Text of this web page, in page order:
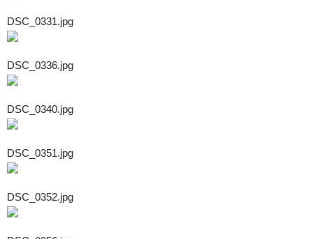
DSC_0331.jpg
DSC_0336.jpg
DSC_0340.jpg
DSC_0351.jpg
DSC_0352.jpg